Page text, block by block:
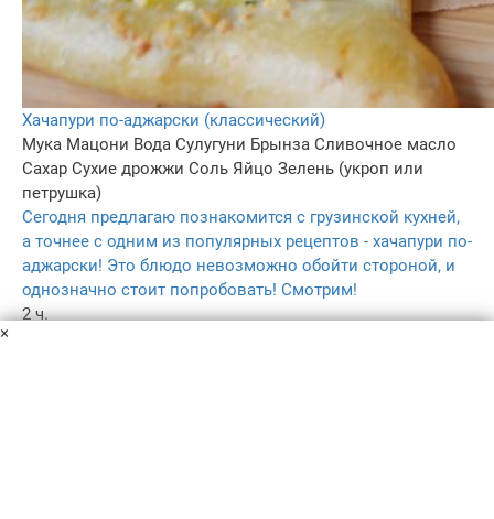
Хачапури по-аджарски (классический)
Мука Мацони Вода Сулугуни Брынза Сливочное масло
Сахар Сухие дрожжи Соль Яйцо Зелень (укроп или
петрушка)
Сегодня предлагаю познакомится с грузинской кухней,
а точнее с одним из популярных рецептов - хачапури по-
аджарски! Это блюдо невозможно обойти стороной, и
однозначно стоит попробовать! Смотрим!
2 ч.
×